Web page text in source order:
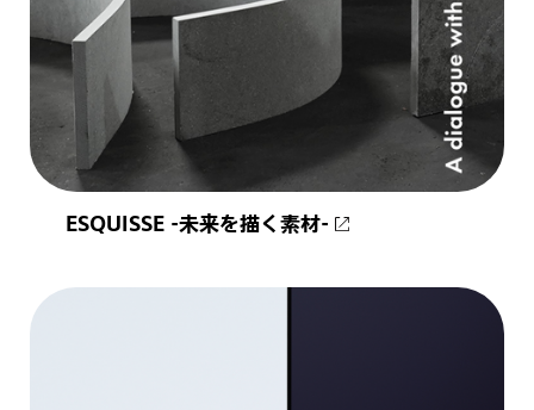
ESQUISSE -未来を描く素材-